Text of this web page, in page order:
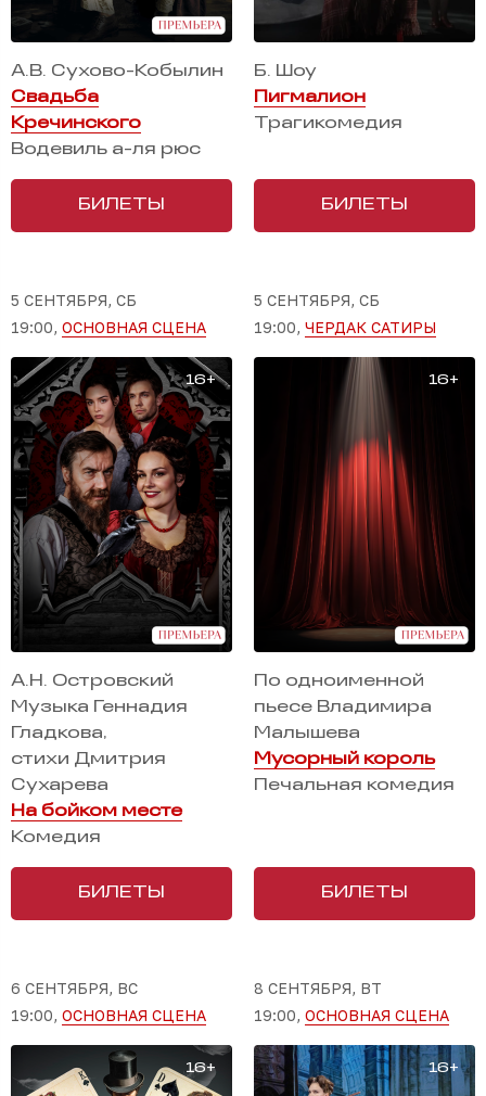
А.В. Сухово-Кобылин
Свадьба
Кречинского
Водевиль а-ля рюс
БИЛЕТЫ
Б. Шоу
Пигмалион
Трагикомедия
БИЛЕТЫ
5 СЕНТЯБРЯ, СБ
19:00, ОСНОВНАЯ СЦЕНА
А.Н. Островский
Музыка Геннадия
Гладкова,
стихи Дмитрия
Сухарева
На бойком месте
Комедия
БИЛЕТЫ
5 СЕНТЯБРЯ, СБ
19:00, ЧЕРДАК САТИРЫ
По одноименной
пьесе Владимира
Малышева
Мусорный король
Печальная комедия
БИЛЕТЫ
6 СЕНТЯБРЯ, ВС
19:00, ОСНОВНАЯ СЦЕНА
8 СЕНТЯБРЯ, ВТ
19:00, ОСНОВНАЯ СЦЕНА